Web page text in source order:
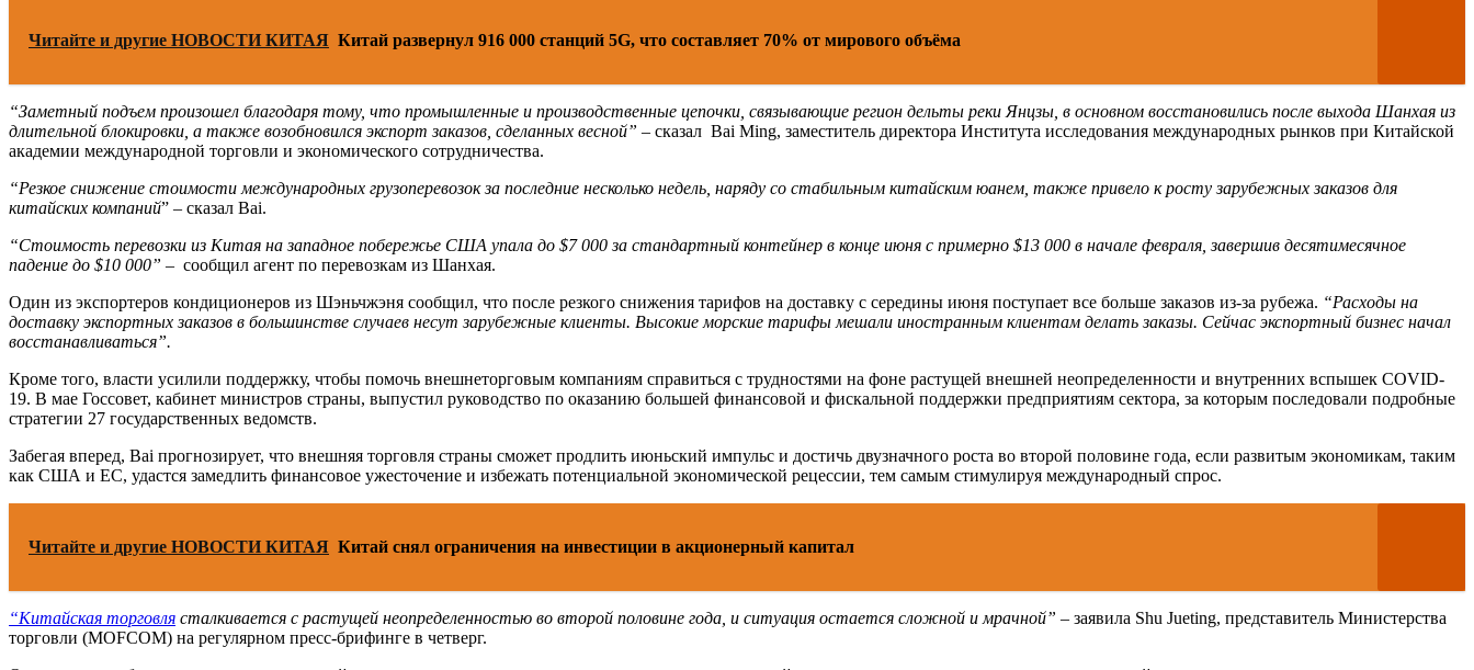
Читайте и другие НОВОСТИ КИТАЯ Китай развернул 916 000 станций 5G, что составляет 70% от мирового объёма
“Заметный подъем произошел благодаря тому, что промышленные и производственные цепочки, связывающие регион дельты реки Янцзы, в основном восстановились после выхода Шанхая из
длительной блокировки, а также возобновился экспорт заказов, сделанных весной” – сказал Bai Ming, заместитель директора Института исследования международных рынков при Китайской
академии международной торговли и экономического сотрудничества.
“Резкое снижение стоимости международных грузоперевозок за последние несколько недель, наряду со стабильным китайским юанем, также привело к росту зарубежных заказов для
китайских компаний” – сказал Bai.
“Стоимость перевозки из Китая на западное побережье США упала до $7 000 за стандартный контейнер в конце июня с примерно $13 000 в начале февраля, завершив десятимесячное
падение до $10 000” – сообщил агент по перевозкам из Шанхая.
Один из экспортеров кондиционеров из Шэньчжэня сообщил, что после резкого снижения тарифов на доставку с середины июня поступает все больше заказов из-за рубежа. “Расходы на
доставку экспортных заказов в большинстве случаев несут зарубежные клиенты. Высокие морские тарифы мешали иностранным клиентам делать заказы. Сейчас экспортный бизнес начал
восстанавливаться”.
Кроме того, власти усилили поддержку, чтобы помочь внешнеторговым компаниям справиться с трудностями на фоне растущей внешней неопределенности и внутренних вспышек COVID-
19. В мае Госсовет, кабинет министров страны, выпустил руководство по оказанию большей финансовой и фискальной поддержки предприятиям сектора, за которым последовали подробные
стратегии 27 государственных ведомств.
Забегая вперед, Bai прогнозирует, что внешняя торговля страны сможет продлить июньский импульс и достичь двузначного роста во второй половине года, если развитым экономикам, таким
как США и ЕС, удастся замедлить финансовое ужесточение и избежать потенциальной экономической рецессии, тем самым стимулируя международный спрос.
Читайте и другие НОВОСТИ КИТАЯ Китай снял ограничения на инвестиции в акционерный капитал
“Китайская торговля сталкивается с растущей неопределенностью во второй половине года, и ситуация остается сложной и мрачной” – заявила Shu Jueting, представитель Министерства
торговли (MOFCOM) на регулярном пресс-брифинге в четверг.